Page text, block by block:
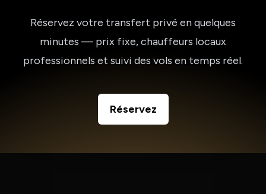
Réservez votre transfert privé en quelques
minutes — prix fixe, chauffeurs locaux
professionnels et suivi des vols en temps réel.
Réservez